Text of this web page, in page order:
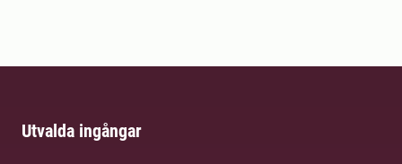
Utvalda ingångar